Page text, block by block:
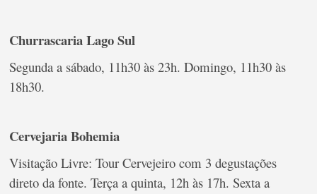
Churrascaria Lago Sul
Segunda a sábado, 11h30 às 23h. Domingo, 11h30 às
18h30.
Cervejaria Bohemia
Visitação Livre: Tour Cervejeiro com 3 degustações
direto da fonte. Terça a quinta, 12h às 17h. Sexta a